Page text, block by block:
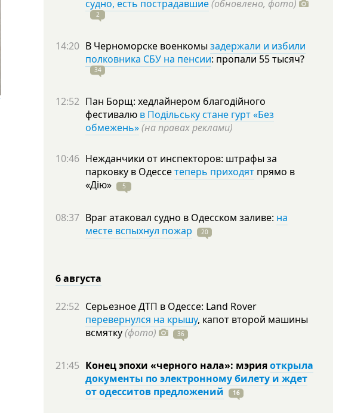
судно, есть пострадавшие(обновлено, фото)
2
14:20 В Черноморске военкомы задержали и избили
полковника СБУ на пенсии: пропали 55тысяч?
34
12:52 Пан Борщ: хедлайнером благодійного
фестивалю в Подільську стане гурт «Без
обмежень»(на правах реклами)
10:46 Нежданчики от инспекторов: штрафы за
парковку в Одессетеперь приходят прямо в
«Дію»
5
08:37 Враг атаковал судно в Одесском заливе: на
месте вспыхнул пожар
20
6 августа
22:52 Серьезное ДТП в Одессе: Land Rover
перевернулся на крышу, капот второй машины
всмятку(фото) 36
21:45 Конец эпохи «черного нала»: мэрияоткрыла
документы по электронному билету и ждет
от одесситов предложений
16